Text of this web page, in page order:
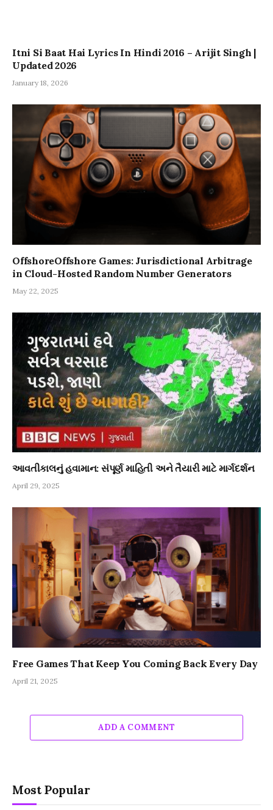
Itni Si Baat Hai Lyrics In Hindi 2016 – Arijit Singh |
Updated 2026
January 18, 2026
OffshoreOffshore Games: Jurisdictional Arbitrage
in Cloud-Hosted Random Number Generators
May 22, 2025
આવતીકાલનું હવામાન: સંપૂર્ણ માહિતી અને તૈયારી માટે માર્ગદર્શન
April 29, 2025
Free Games That Keep You Coming Back Every Day
April 21, 2025
ADD A COMMENT
Most Popular